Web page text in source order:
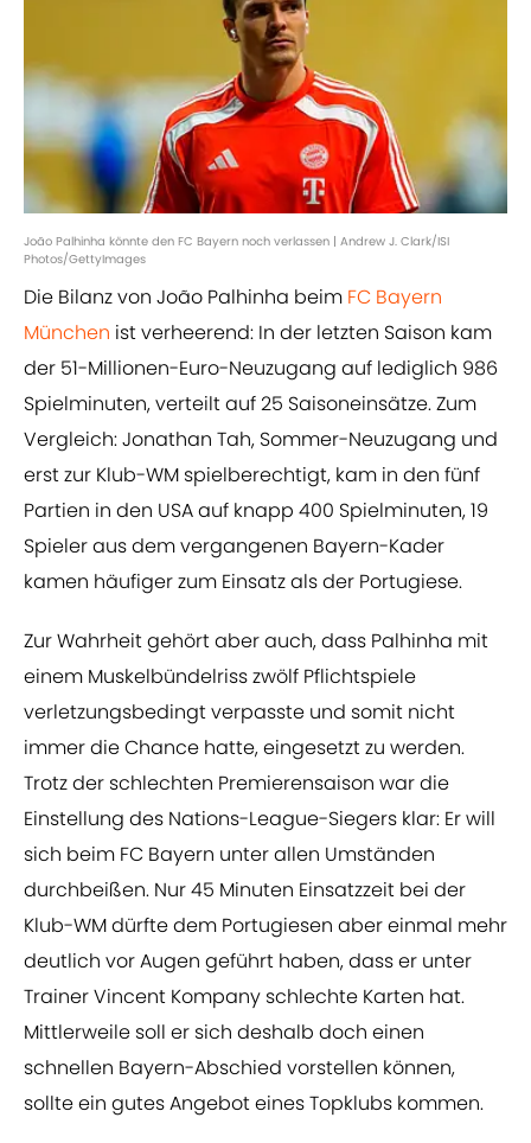
João Palhinha könnte den FC Bayern noch verlassen | Andrew J. Clark/ISI
Photos/GettyImages
Die Bilanz von João Palhinha beim FC Bayern
München ist verheerend: In der letzten Saison kam
der 51-Millionen-Euro-Neuzugang auf lediglich 986
Spielminuten, verteilt auf 25 Saisoneinsätze. Zum
Vergleich: Jonathan Tah, Sommer-Neuzugang und
erst zur Klub-WM spielberechtigt, kam in den fünf
Partien in den USA auf knapp 400 Spielminuten, 19
Spieler aus dem vergangenen Bayern-Kader
kamen häufiger zum Einsatz als der Portugiese.
Zur Wahrheit gehört aber auch, dass Palhinha mit
einem Muskelbündelriss zwölf Pflichtspiele
verletzungsbedingt verpasste und somit nicht
immer die Chance hatte, eingesetzt zu werden.
Trotz der schlechten Premierensaison war die
Einstellung des Nations-League-Siegers klar: Er will
sich beim FC Bayern unter allen Umständen
durchbeißen. Nur 45 Minuten Einsatzzeit bei der
Klub-WM dürfte dem Portugiesen aber einmal mehr
deutlich vor Augen geführt haben, dass er unter
Trainer Vincent Kompany schlechte Karten hat.
Mittlerweile soll er sich deshalb doch einen
schnellen Bayern-Abschied vorstellen können,
sollte ein gutes Angebot eines Topklubs kommen.